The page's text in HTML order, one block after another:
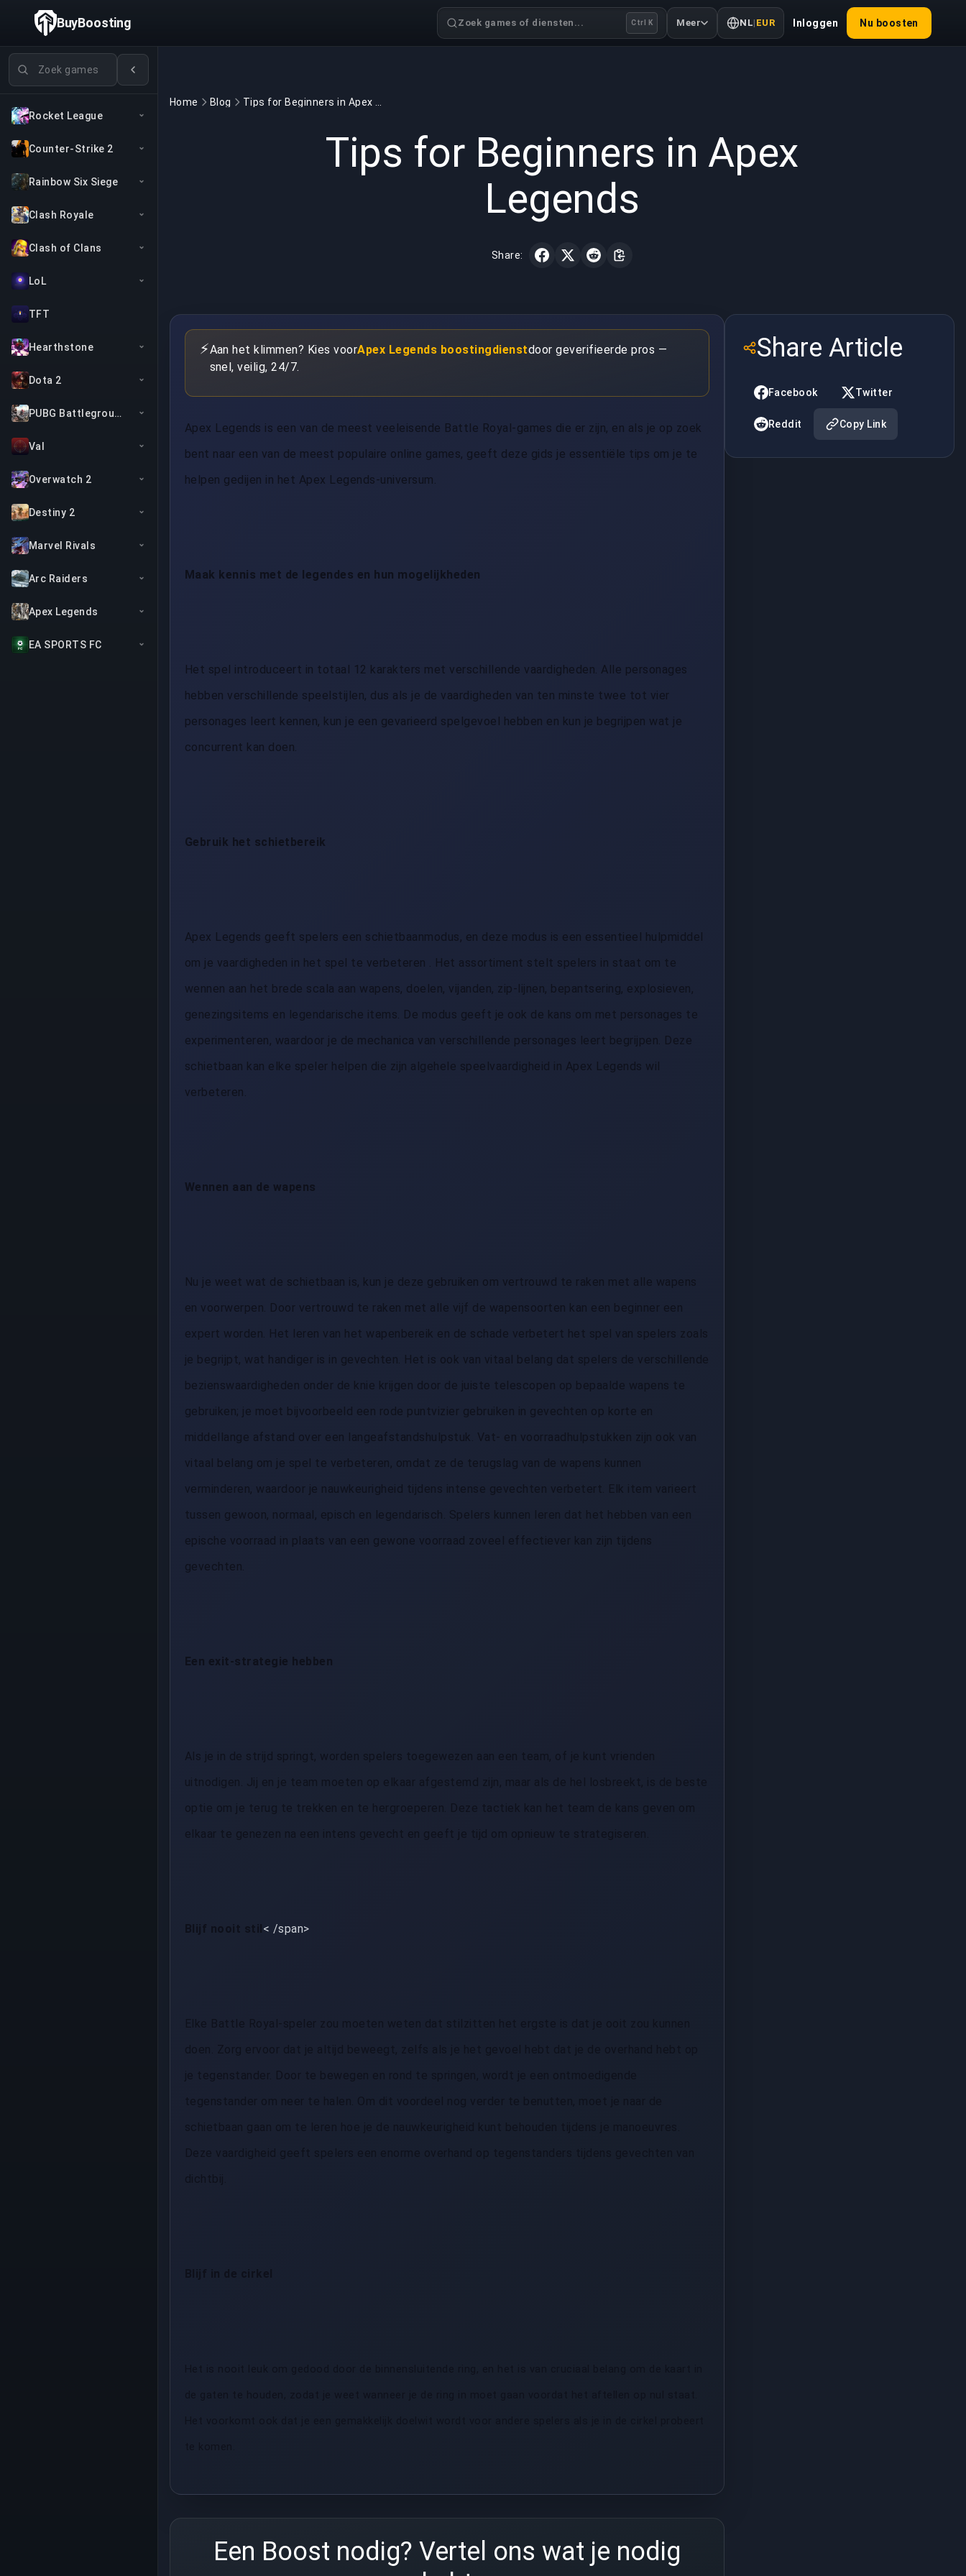
Games zoeken
Rocket League
Counter-Strike 2
Rainbow Six Siege
Clash Royale
Clash of Clans
LoL
TFT
Hearthstone
Dota 2
PUBG Battlegrounds
Val
Overwatch 2
Destiny 2
Marvel Rivals
Arc Raiders
Apex Legends
EA SPORTS FC
BuyBoosting Zoek games of diensten... Ctrl K Meer NL| EUR Inloggen Nu boosten
Home Blog
Tips for Beginners in Apex
Legends
Share:
⚡Aan het klimmen? Kies voorApex Legends boostingdienstdoor geverifieerde pros —
snel, veilig, 24/7.
Apex Legends is een van de meest veeleisende Battle Royal-games die er zijn, en als je op zoek
bent naar een van de meest populaire online games, geeft deze gids je essentiële tips om je te
helpen gedijen in het Apex Legends-universum.
Maak kennis met de legendes en hun mogelijkheden
Het spel introduceert in totaal 12 karakters met verschillende vaardigheden. Alle personages
hebben verschillende speelstijlen, dus als je de vaardigheden van ten minste twee tot vier
personages leert kennen, kun je een gevarieerd spelgevoel hebben en kun je begrijpen wat je
concurrent kan doen.
Gebruik het schietbereik
Apex Legends geeft spelers een schietbaanmodus, en deze modus is een essentieel hulpmiddel
om je vaardigheden in het spel te verbeteren . Het assortiment stelt spelers in staat om te
wennen aan het brede scala aan wapens, doelen, vijanden, zip-lijnen, bepantsering, explosieven,
genezingsitems en legendarische items. De modus geeft je ook de kans om met personages te
experimenteren, waardoor je de mechanica van verschillende personages leert begrijpen. Deze
schietbaan kan elke speler helpen die zijn algehele speelvaardigheid in Apex Legends wil
verbeteren.
Wennen aan de wapens
Nu je weet wat de schietbaan is, kun je deze gebruiken om vertrouwd te raken met alle wapens
en voorwerpen. Door vertrouwd te raken met alle vijf de wapensoorten kan een beginner een
expert worden. Het leren van het wapenbereik en de schade verbetert het spel van spelers zoals
je begrijpt, wat handiger is in gevechten. Het is ook van vitaal belang dat spelers de verschillende
bezienswaardigheden onder de knie krijgen door de juiste telescopen op bepaalde wapens te
gebruiken; je moet bijvoorbeeld een rode puntvizier gebruiken in gevechten op korte en
middellange afstand over een langeafstandshulpstuk. Vat- en voorraadhulpstukken zijn ook van
vitaal belang om je spel te verbeteren, omdat ze de terugslag van de wapens kunnen
verminderen, waardoor je nauwkeurigheid tijdens intense gevechten verbetert. Elk item varieert
tussen gewoon, normaal, episch en legendarisch. Spelers kunnen leren dat het hebben van een
epische voorraad in plaats van een gewone voorraad zoveel effectiever kan zijn tijdens
gevechten.
Een exit-strategie hebben
Als je in de strijd springt, worden spelers toegewezen aan een team, of je kunt vrienden
uitnodigen. Jij en je team moeten op elkaar afgestemd zijn, maar als de hel losbreekt, is de beste
optie om je terug te trekken en te hergroeperen. Deze tactiek kan het team de kans geven om
elkaar te genezen na een intens gevecht en geeft je tijd om opnieuw te strategiseren.
Blijf nooit stil < /span>
Elke Battle Royal-speler zou moeten weten dat stilzitten het ergste is dat je ooit zou kunnen
doen. Zorg ervoor dat je altijd beweegt, zelfs als je het gevoel hebt dat je de overhand hebt op
je tegenstander. Door te bewegen en rond te springen, wordt je een ontmoedigende
tegenstander om neer te halen. Om dit voordeel nog verder te benutten, moet je naar de
Een Boost nodig? Vertel ons wat je nodig
Share Article
Facebook Twitter
Reddit Copy Link